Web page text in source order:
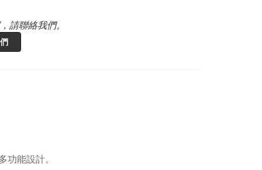
請聯絡我們。
能設計。